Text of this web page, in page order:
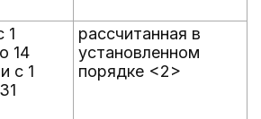
1
14
с 1
рассчитанная в
установленном
порядке <2>